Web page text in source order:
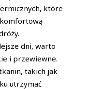
które
dni, warto
i przewiewne.
takich jak
utrzymać